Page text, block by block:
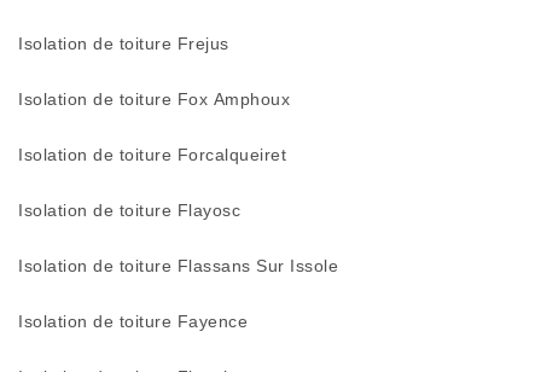
Isolation de toiture Frejus
Isolation de toiture Fox Amphoux
Isolation de toiture Forcalqueiret
Isolation de toiture Flayosc
Isolation de toiture Flassans Sur Issole
Isolation de toiture Fayence